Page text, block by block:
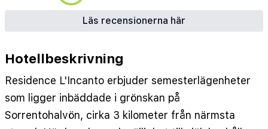
Läs recensionerna här
Hotellbeskrivning
Residence L'Incanto erbjuder semesterlägenheter
som ligger inbäddade i grönskan på
Sorrentohalvön, cirka 3 kilometer från närmsta